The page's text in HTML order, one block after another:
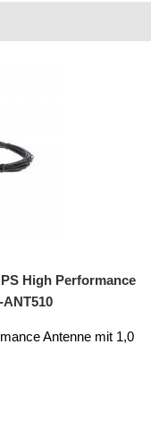
High Performance
Antenne mit 1,0